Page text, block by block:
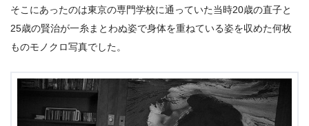
そこにあったのは東京の専門学校に通っていた当時20歳の直子と
25歳の賢治が一糸まとわぬ姿で身体を重ねている姿を収めた何枚
ものモノクロ写真でした。